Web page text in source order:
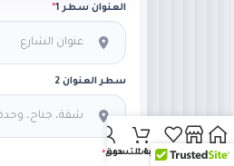
العنوان سطر 1 *
سطر العنوان 2
دولة* المتجر
قائمة الرغباتعربة التسوق
حسابي